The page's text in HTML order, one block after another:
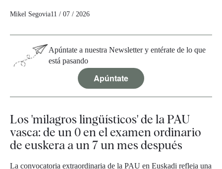
Mikel Segovia11 / 07 / 2026
Apúntate a nuestra Newsletter y entérate de lo que
está pasando
Apúntate
Los 'milagros lingüísticos' de la PAU
vasca: de un 0 en el examen ordinario
de euskera a un 7 un mes después
La convocatoria extraordinaria de la PAU en Euskadi refleja una